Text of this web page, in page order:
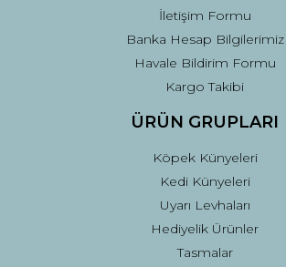
Gönder
İletişim Formu
Banka Hesap Bilgilerimiz
Havale Bildirim Formu
Kargo Takibi
ÜRÜN GRUPLARI
Köpek Künyeleri
Kedi Künyeleri
Uyarı Levhaları
Hediyelik Ürünler
Tasmalar